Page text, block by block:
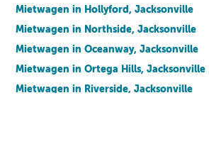
Mietwagen in Hollyford, Jacksonville
Mietwagen in Northside, Jacksonville
Mietwagen in Oceanway, Jacksonville
Mietwagen in Ortega Hills, Jacksonville
Mietwagen in Riverside, Jacksonville